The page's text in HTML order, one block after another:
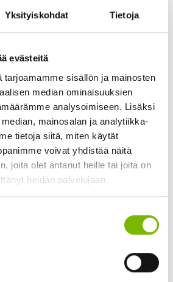
Yksityiskohdat Tietoja
evästeitä
tarjoamamme sisällön ja mainosten
median ominaisuuksien
analysoimiseen. Lisäksi
mainosalan ja analytiikka-
tietoja siitä, miten käytät
voivat yhdistää näitä
joita olet antanut heille tai joita on
heidän palvelujaan.
käsittely
vihertää ja myös vieraslajit
Kokosimme ohjeet
vieraslajeihin. Pienet
voi hävittää muovipussiin